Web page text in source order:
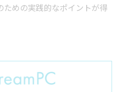
ための実践的なポイントが得